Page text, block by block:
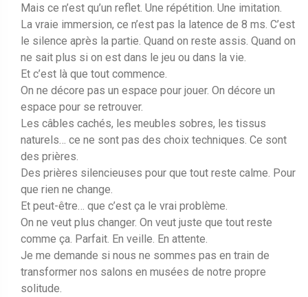
Mais ce n’est qu’un reflet. Une répétition. Une imitation.
La vraie immersion, ce n’est pas la latence de 8 ms. C’est
le silence après la partie. Quand on reste assis. Quand on
ne sait plus si on est dans le jeu ou dans la vie.
Et c’est là que tout commence.
On ne décore pas un espace pour jouer. On décore un
espace pour se retrouver.
Les câbles cachés, les meubles sobres, les tissus
naturels… ce ne sont pas des choix techniques. Ce sont
des prières.
Des prières silencieuses pour que tout reste calme. Pour
que rien ne change.
Et peut-être… que c’est ça le vrai problème.
On ne veut plus changer. On veut juste que tout reste
comme ça. Parfait. En veille. En attente.
Je me demande si nous ne sommes pas en train de
transformer nos salons en musées de notre propre
solitude.